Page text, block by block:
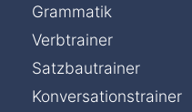
Grammatik
Verbtrainer
Satzbautrainer
Konversationstrainer